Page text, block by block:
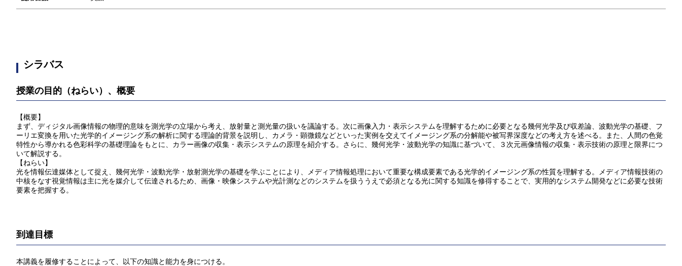
シラバス
授業の目的（ねらい）、概要
【概要】
まず、ディジタル画像情報の物理的意味を測光学の立場から考え、放射量と測光量の扱いを議論する。次に画像入力・表示システムを理解するために必要となる幾何光学及び収差論、波動光学の基礎、フ
ーリエ変換を用いた光学的イメージング系の解析に関する理論的背景を説明し、カメラ・顕微鏡などといった実例を交えてイメージング系の分解能や被写界深度などの考え方を述べる。また、人間の色覚
特性から導かれる色彩科学の基礎理論をもとに、カラー画像の収集・表示システムの原理を紹介する。さらに、幾何光学・波動光学の知識に基づいて、３次元画像情報の収集・表示技術の原理と限界につ
いて解説する。
【ねらい】
光を情報伝達媒体として捉え、幾何光学・波動光学・放射測光学の基礎を学ぶことにより、メディア情報処理において重要な構成要素である光学的イメージング系の性質を理解する。メディア情報技術の
中核をなす視覚情報は主に光を媒介して伝達されるため、画像・映像システムや光計測などのシステムを扱ううえで必須となる光に関する知識を修得することで、実用的なシステム開発などに必要な技術
要素を把握する。
到達目標
本講義を履修することによって、以下の知識と能力を身につける。